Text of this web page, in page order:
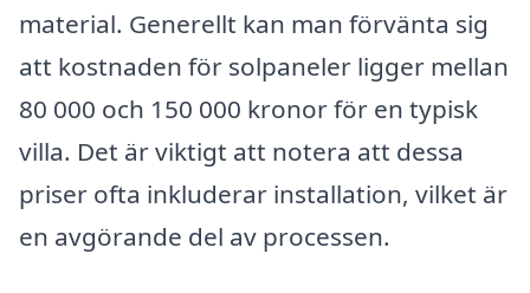
material. Generellt kan man förvänta sig
att kostnaden för solpaneler ligger mellan
80 000 och 150 000 kronor för en typisk
villa. Det är viktigt att notera att dessa
priser ofta inkluderar installation, vilket är
en avgörande del av processen.